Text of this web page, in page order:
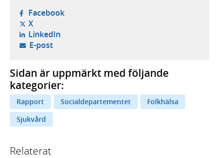
Facebook- öppnas i ny flik, extern webbplats,
X- öppnas i ny flik, extern webbplats,
LinkedIn- öppnas i ny flik, extern webbplats,
E-post- öppnar din e-postklient,
Sidan är uppmärkt med följande
kategorier:
Rapport Socialdepartementet
Folkhälsa
Sjukvård
Relaterat